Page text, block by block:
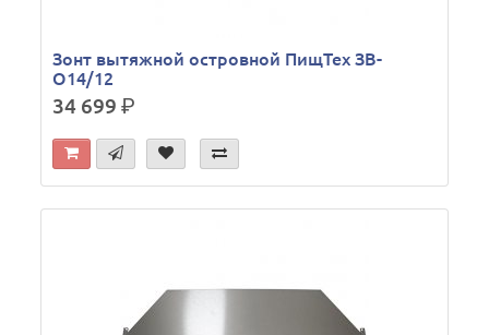
Зонт вытяжной островной ПищТех ЗВ-
О14/12
34 699р.